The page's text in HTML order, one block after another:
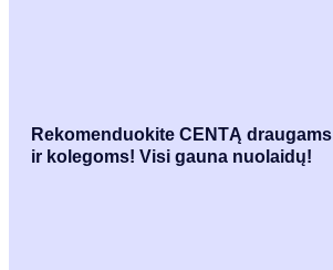
Rekomenduokite CENTĄ draugams
ir kolegoms! Visi gauna nuolaidų!